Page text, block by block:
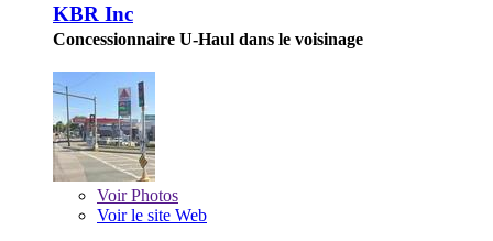
KBR Inc
Concessionnaire U-Haul dans le voisinage
VoirPhotos
Voir le site Web